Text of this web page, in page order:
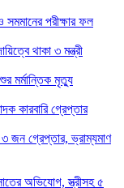
পরীক্ষার ফল
থাকা ৩ মন্ত্রী
মর্মান্তিক মৃত্যু
কারবারি গ্রেপ্তার
জন গ্রেপ্তার, ভ্রাম্যমাণ
অভিযোগ, স্ত্রীসহ ৫